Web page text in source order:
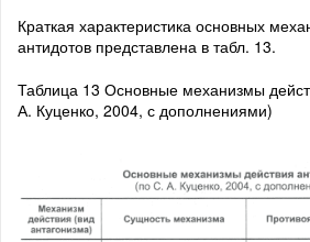
Краткая характеристика основных
антидотов представлена в табл. 13.
Таблица 13 Основные механизмы
А. Куценко, 2004, с дополнениями)